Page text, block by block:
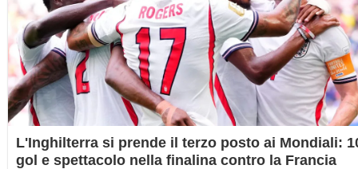
L'Inghilterra si prende il terzo posto ai Mondiali:
gol e spettacolo nella finalina contro la Francia